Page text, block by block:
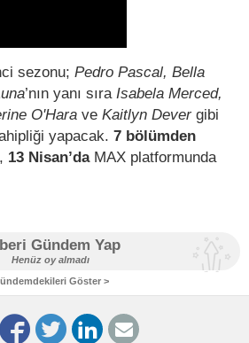
sezonu; Pedro Pascal, Bella
’nın yanı sıra Isabela Merced,
O'Hara ve Kaitlyn Dever gibi
yapacak. 7 bölümden
13 Nisan’daMAX platformunda
Gündem Yap
Henüz oy almadı
Göster >